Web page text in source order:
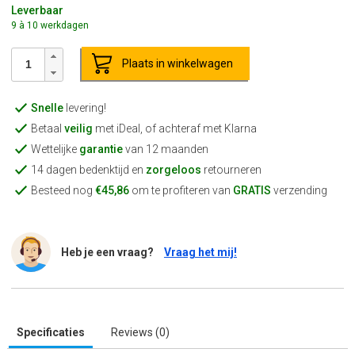
Leverbaar
9 à 10 werkdagen
Plaats in winkelwagen
Snellelevering!
Betaal veilig met iDeal, of achteraf met Klarna
Wettelijke garantievan 12 maanden
14 dagen bedenktijd en zorgeloos retourneren
Besteed nog €45,86om te profiteren van GRATIS verzending
Heb je een vraag? Vraag het mij!
Specificaties Reviews (0)